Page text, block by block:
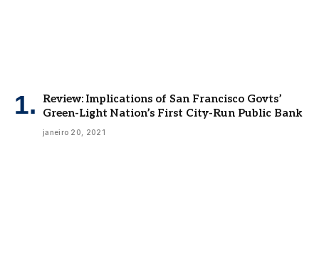
Review: Implications of San Francisco Govts’
Green-Light Nation’s First City-Run Public Bank
janeiro 20, 2021